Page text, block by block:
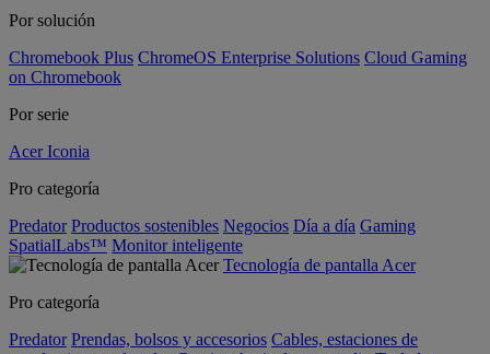
Por solución
Chromebook Plus ChromeOS Enterprise Solutions Cloud Gaming
on Chromebook
Por serie
Acer Iconia
Pro categoría
Predator Productos sostenibles Negocios Día a día Gaming
SpatialLabs™ Monitor inteligente
Tecnología de pantalla Acer
Pro categoría
Predator Prendas, bolsos y accesorios Cables, estaciones de